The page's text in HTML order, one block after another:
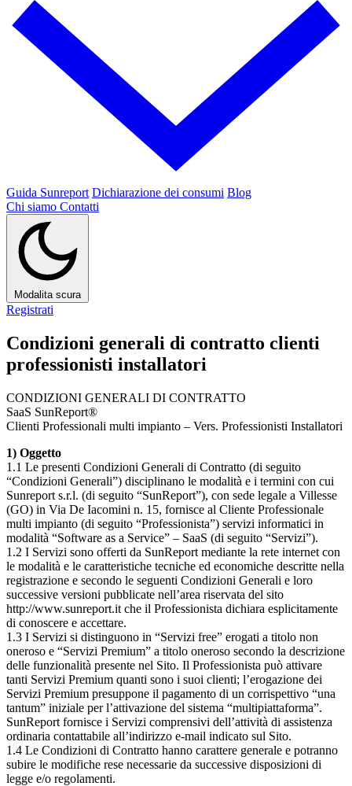
Guida Sunreport Dichiarazione dei consumi Blog
Chi siamo Contatti
Modalita scura
Registrati
Condizioni generali di contratto clienti
professionisti installatori
CONDIZIONI GENERALI DI CONTRATTO
SaaS SunReport®
Clienti Professionali multi impianto – Vers. Professionisti Installatori
1) Oggetto
1.1 Le presenti Condizioni Generali di Contratto (di seguito
“Condizioni Generali”) disciplinano le modalità e i termini con cui
Sunreport s.r.l. (di seguito “SunReport”), con sede legale a Villesse
(GO) in Via De Iacomini n. 15, fornisce al Cliente Professionale
multi impianto (di seguito “Professionista”) servizi informatici in
modalità “Software as a Service” – SaaS (di seguito “Servizi”).
1.2 I Servizi sono offerti da SunReport mediante la rete internet con
le modalità e le caratteristiche tecniche ed economiche descritte nella
registrazione e secondo le seguenti Condizioni Generali e loro
successive versioni pubblicate nell’area riservata del sito
http://www.sunreport.it che il Professionista dichiara esplicitamente
di conoscere e accettare.
1.3 I Servizi si distinguono in “Servizi free” erogati a titolo non
oneroso e “Servizi Premium” a titolo oneroso secondo la descrizione
delle funzionalità presente nel Sito. Il Professionista può attivare
tanti Servizi Premium quanti sono i suoi clienti; l’erogazione dei
Servizi Premium presuppone il pagamento di un corrispettivo “una
tantum” iniziale per l’attivazione del sistema “multipiattaforma”.
SunReport fornisce i Servizi comprensivi dell’attività di assistenza
ordinaria contattabile all’indirizzo e-mail indicato sul Sito.
1.4 Le Condizioni di Contratto hanno carattere generale e potranno
subire le modifiche rese necessarie da successive disposizioni di
legge e/o regolamenti.